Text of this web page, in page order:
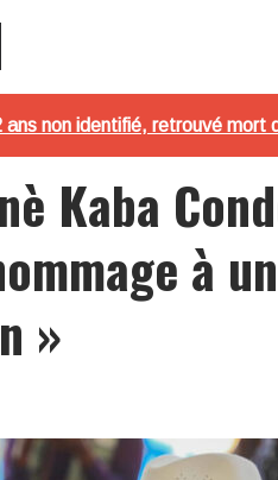
ans non identifié, retrouvé mort
Kaba
à
»